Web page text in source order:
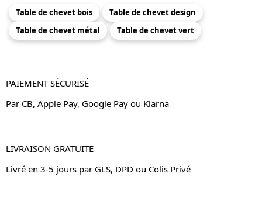
Table de chevet bois
Table de chevet design
Table de chevet métal
Table de chevet vert
PAIEMENT SÉCURISÉ
Par CB, Apple Pay, Google Pay ou Klarna
LIVRAISON GRATUITE
Livré en 3-5 jours par GLS, DPD ou Colis Privé